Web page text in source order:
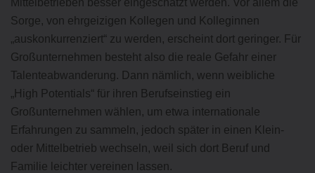
Sorge, von ehrgeizigen Kollegen und Kolleginnen
„auskonkurrenziert“ zu werden, erscheint dort geringer. Für
Großunternehmen besteht also die reale Gefahr einer
Talenteabwanderung. Dann nämlich, wenn weibliche
„High Potentials“ für ihren Berufseinstieg ein
Großunternehmen wählen, um etwa internationale
Erfahrungen zu sammeln, jedoch später in einen Klein-
oder Mittelbetrieb wechseln, weil sich dort Beruf und
Familie leichter vereinen lassen.